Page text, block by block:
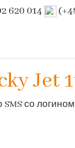
620 014
Jet
со